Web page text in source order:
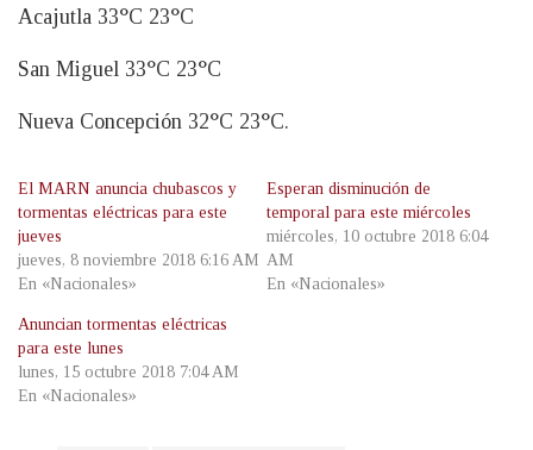
Acajutla 33°C 23°C
San Miguel 33°C 23°C
Nueva Concepción 32°C 23°C.
El MARN anuncia chubascos y
tormentas eléctricas para este
jueves
jueves, 8 noviembre 2018 6:16 AM
En «Nacionales»
Esperan disminución de
temporal para este miércoles
miércoles, 10 octubre 2018 6:04
AM
En «Nacionales»
Anuncian tormentas eléctricas
para este lunes
lunes, 15 octubre 2018 7:04 AM
En «Nacionales»